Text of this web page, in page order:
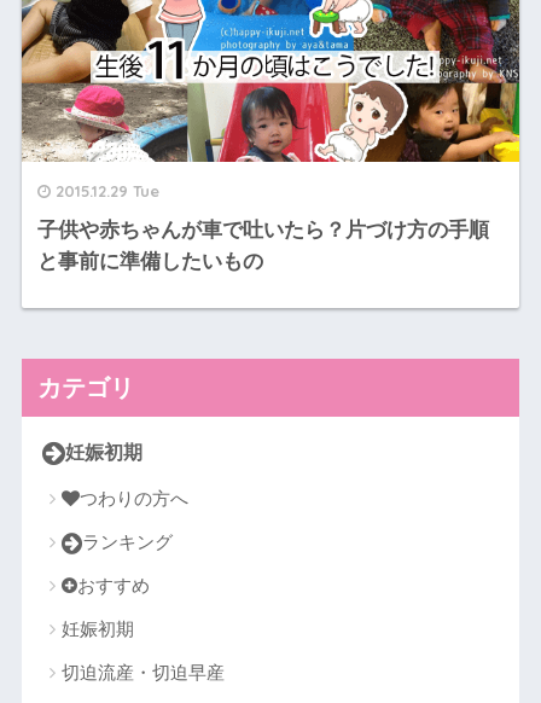
2015.12.29 Tue
子供や赤ちゃんが車で吐いたら？片づけ方の手順
と事前に準備したいもの
カテゴリ
妊娠初期
つわりの方へ
ランキング
おすすめ
妊娠初期
切迫流産・切迫早産